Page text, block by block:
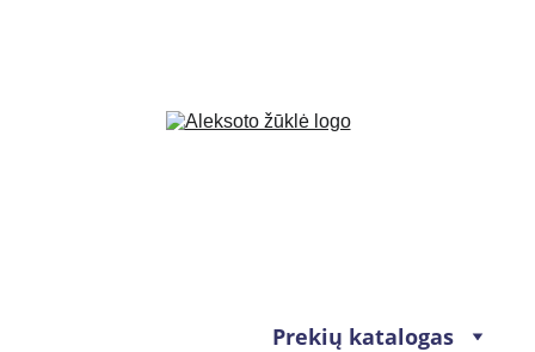
Prekių katalogas